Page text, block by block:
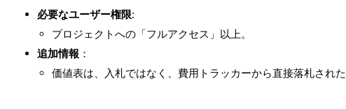
必要なユーザー権限:
プロジェクトへの「フルアクセス」以上。
追加情報 ：
価値表は、入札ではなく、費用トラッカーから直接落札され